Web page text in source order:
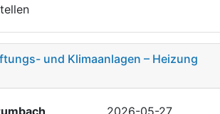
und Klimaanlagen – Heizung
2026-05-27